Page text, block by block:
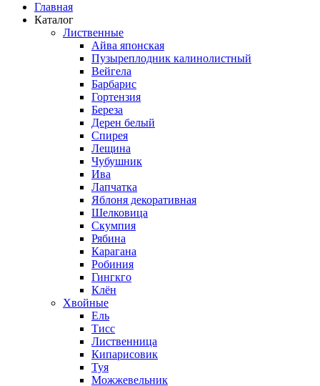
Главная
Каталог
Лиственные
Айва японская
Пузыреплодник калинолистный
Вейгела
Барбарис
Гортензия
Береза
Дерен белый
Спирея
Лещина
Чубушник
Ива
Лапчатка
Яблоня декоративная
Шелковица
Скумпия
Рябина
Карагана
Робиния
Гингкго
Клён
Хвойные
Ель
Тисс
Лиственница
Кипарисовик
Туя
Можжевельник